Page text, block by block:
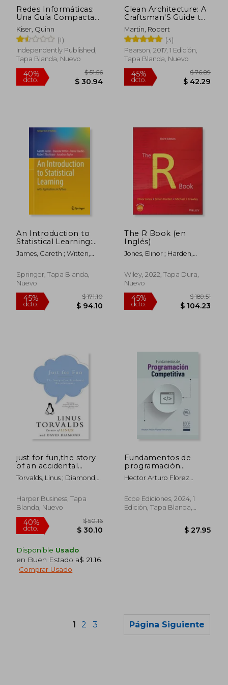
45% 45%
dcto.
40% 45%
Redes Informáticas:
Una Guía Compacta
para el principiante
que Desea Entender
los Sistemas de
Comunicaciones, la
Seguridad de las
Kiser, Quinn
(1)
Independently Published,
Tapa Blanda, Nuevo
Clean Architecture: A
Craftsman'S Guide to
Software Structure
and Design: A
Craftsman'S Guide to
Software Structure
and Design (Robert c.
Inglés)
Martin, Robert
(3)
Pearson, 2017, 1 Edición,
Tapa Blanda, Nuevo
An Introduction to
Statistical Learning:
With Applications in
Python (en Inglés)
James, Gareth ; Witten,
Springer, Tapa Blanda,
Nuevo
The R Book (en
Inglés)
Jones, Elinor ; Harden,
Wiley, 2022, Tapa Dura,
Nuevo
just for fun,the story
of an accidental
revolutionary (en
Inglés)
Torvalds, Linus ; Diamond,
Harper Business, Tapa
Blanda, Nuevo
Disponible Usado
en Buen Estado a$ 21.16
Comprar Usado
Fundamentos de
programación
competitiva
Hector Arturo Florez
Ecoe Ediciones, 2024, 1
Edición, Tapa Blanda,
1 2 3 Página Siguiente